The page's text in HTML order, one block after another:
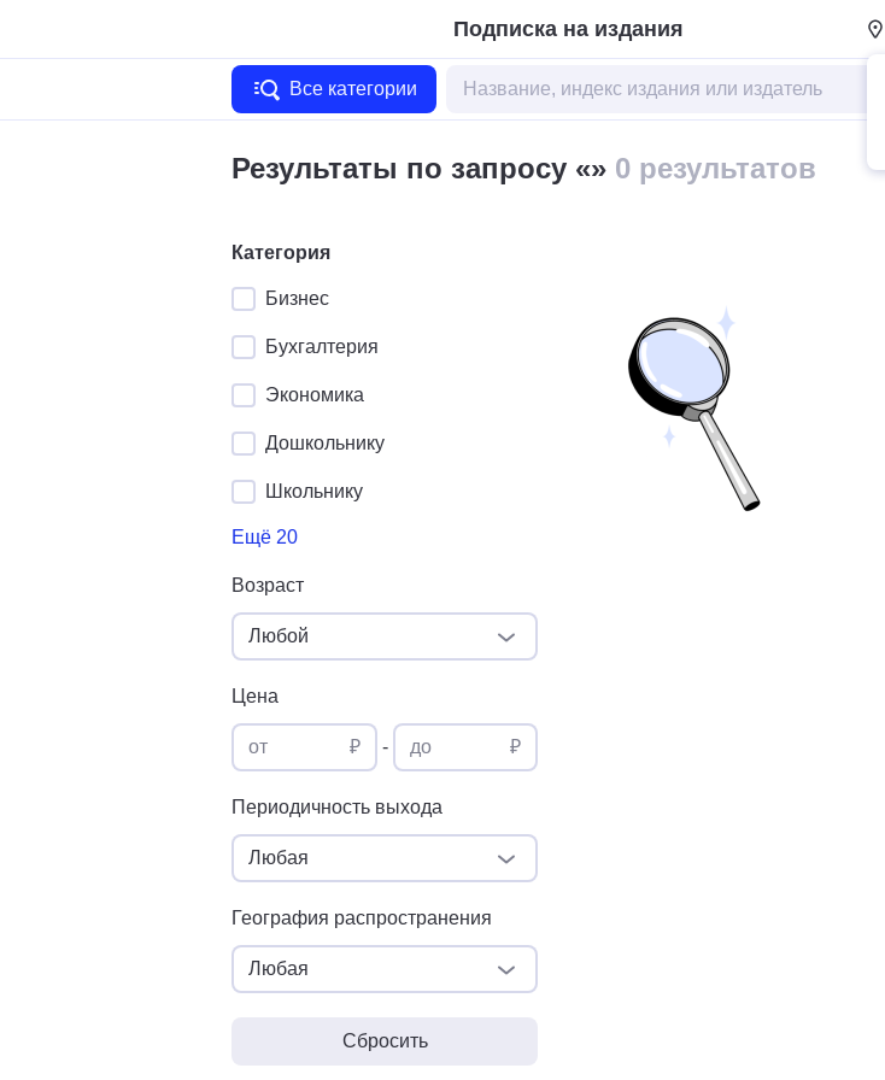
Подписка на издания
Все категории
Результаты по запросу «» 0 результатов
Категория
Бизнес
Бухгалтерия
Экономика
Дошкольнику
Школьнику
Ещё 20
Возраст
Любой
Цена
от ₽ - до ₽
Периодичность выхода
Любая
География распространения
Любая
Сбросить